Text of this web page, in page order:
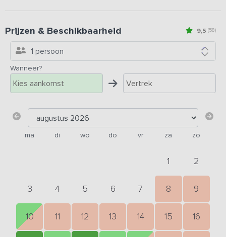
9,5 (58)
Prijzen & Beschikbaarheid
1 persoon
Wanneer?
ma di wo do vr za zo
1 2
3 4 5 6 7 8 9
10 11 12 13 14 15 16